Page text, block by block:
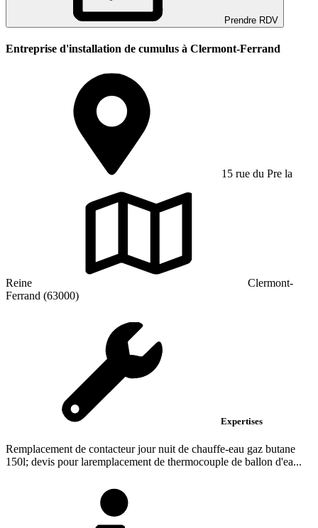
Prendre RDV
Entreprise d'installation de cumulus à Clermont-Ferrand
15 rue du Pre la
Reine
Clermont-
Ferrand (63000)
Expertises
Remplacement de contacteur jour nuit de chauffe-eau gaz butane
150l; devis pour laremplacement de thermocouple de ballon d'ea...